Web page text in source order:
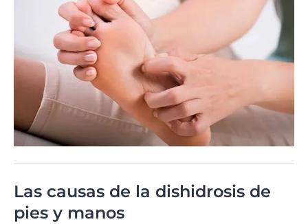
Las causas de la dishidrosis de
pies y manos